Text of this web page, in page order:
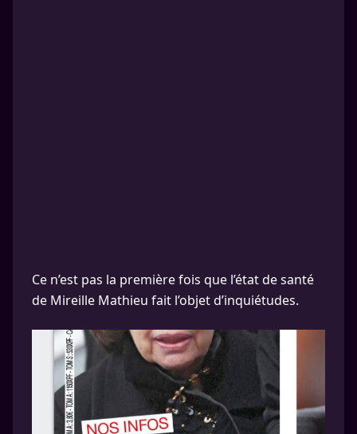
Ce n’est pas la première fois que l’état de santé
de Mireille Mathieu fait l’objet d’inquiétudes.